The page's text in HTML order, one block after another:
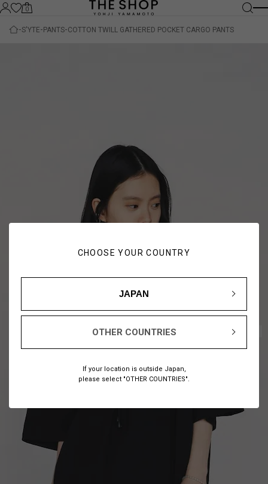
CHOOSE YOUR COUNTRY
JAPAN
OTHER COUNTRIES
If your location is outside Japan,
please select "OTHER COUNTRIES".
0
S'YTE PANTS COTTON TWILL GATHERED POCKET CARGO PANTS